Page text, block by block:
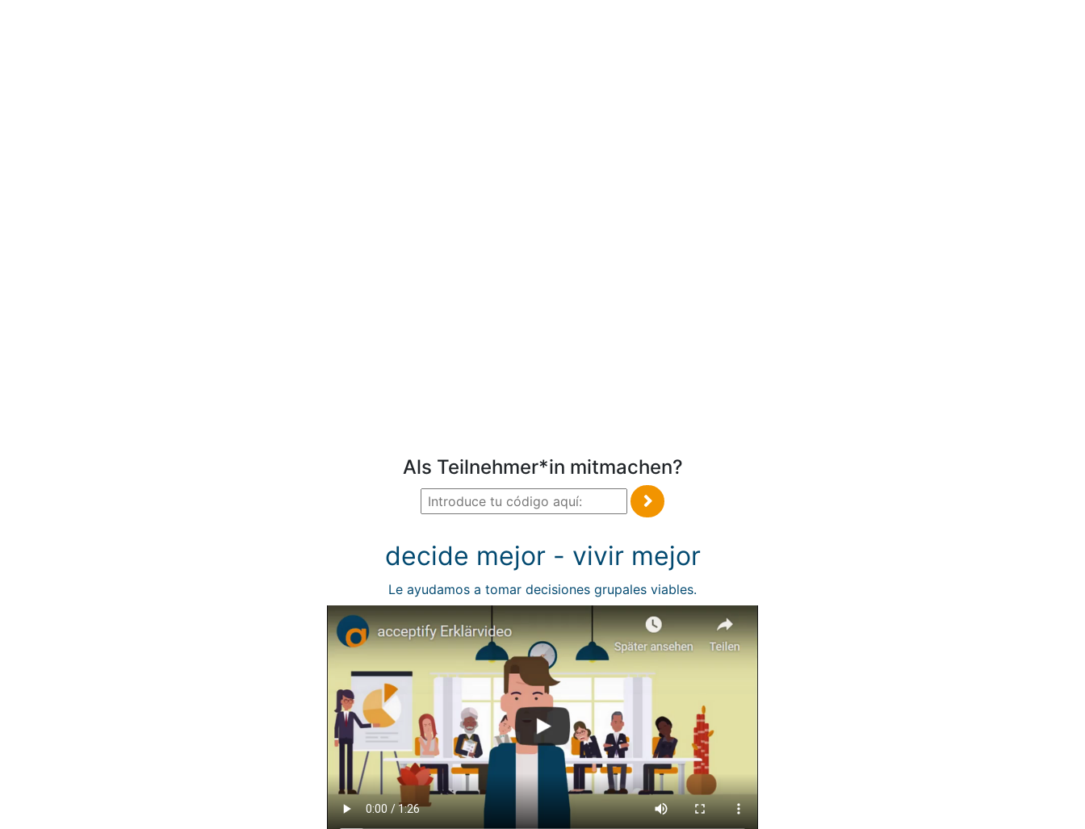
Als Teilnehmer*in mitmachen?
decide mejor - vivir mejor
Le ayudamos a tomar decisiones grupales viables.